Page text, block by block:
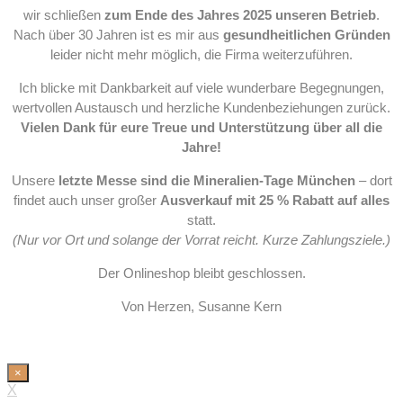
wir schließen zum Ende des Jahres 2025 unseren Betrieb.
Nach über 30 Jahren ist es mir aus gesundheitlichen Gründen
leider nicht mehr möglich, die Firma weiterzuführen.
Ich blicke mit Dankbarkeit auf viele wunderbare Begegnungen,
wertvollen Austausch und herzliche Kundenbeziehungen zurück.
Vielen Dank für eure Treue und Unterstützung über all die
Jahre!
Unsere letzte Messe sind die Mineralien-Tage München– dort
findet auch unser großer Ausverkauf mit 25 % Rabatt auf alles
statt.
(Nur vor Ort und solange der Vorrat reicht. Kurze Zahlungsziele.)
Der Onlineshop bleibt geschlossen.
Von Herzen, Susanne Kern
×
X